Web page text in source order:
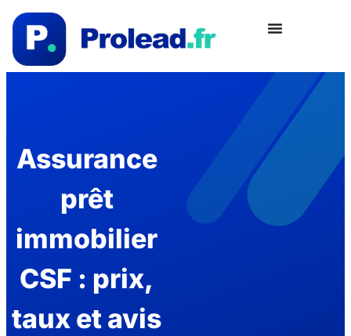
Assurance
prêt
immobilier
CSF : prix,
taux et avis